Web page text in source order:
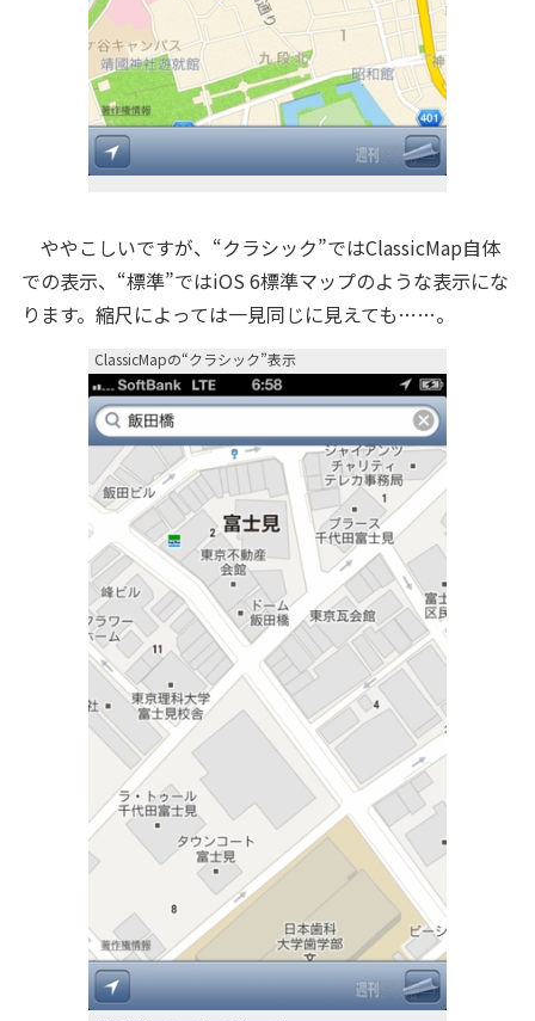
ややこしいですが、“クラシック”ではClassicMap自体
での表示、“標準”ではiOS 6標準マップのような表示にな
ります。縮尺によっては一見同じに見えても……。
ClassicMapの“クラシック”表示